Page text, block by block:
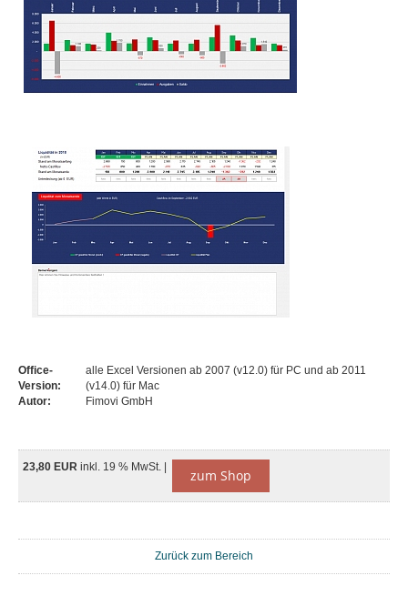
Office-
Version:
alle Excel Versionen ab 2007 (v12.0) für PC und ab 2011
(v14.0) für Mac
Autor:
Fimovi GmbH
23,80 EUR inkl. 19 % MwSt. | zum Shop
Zurück zum Bereich